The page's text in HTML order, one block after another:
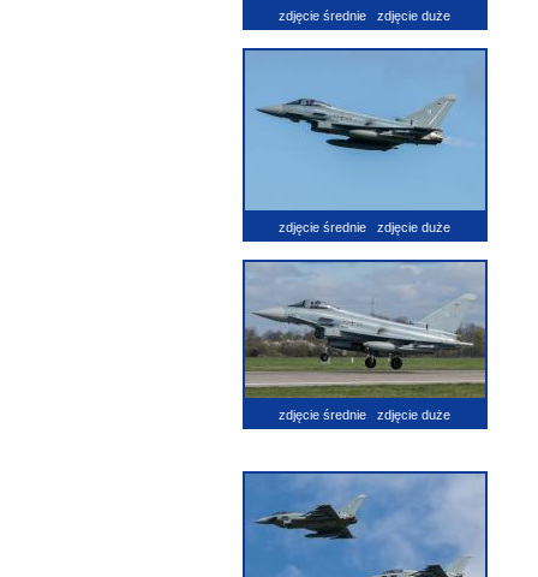
zdjęcie średnie zdjęcie duże
zdjęcie średnie zdjęcie duże
zdjęcie średnie zdjęcie duże